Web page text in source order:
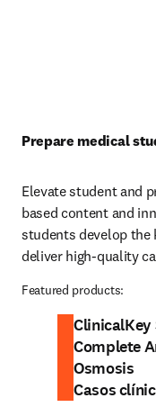
Prepare medical
Elevate student and
based content and
students develop the
deliver high-quality
Featured products:
Complete
Osmosis
Casos